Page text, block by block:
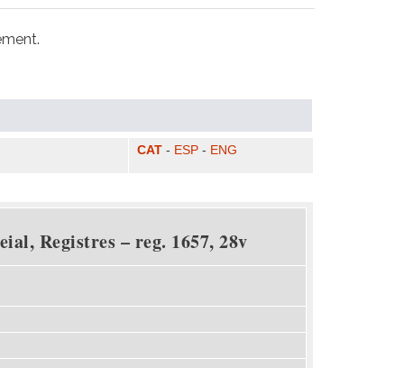
CAT - ESP - ENG
Registres – reg. 1657, 28v